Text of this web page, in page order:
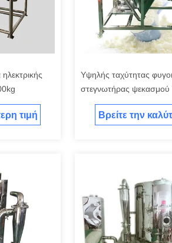
τιμή
Υψηλής ταχύτητας
στεγνωτήρας
πιστοποιημένος ISO CE
Βρείτε την